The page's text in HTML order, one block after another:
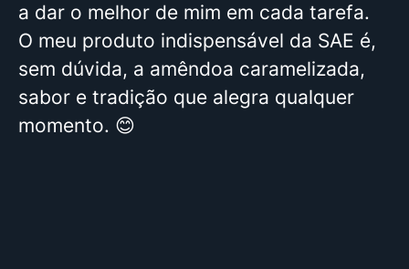
a dar o melhor de mim em cada tarefa.
O meu produto indispensável da SAE é,
sem dúvida, a amêndoa caramelizada,
sabor e tradição que alegra qualquer
momento. 😊